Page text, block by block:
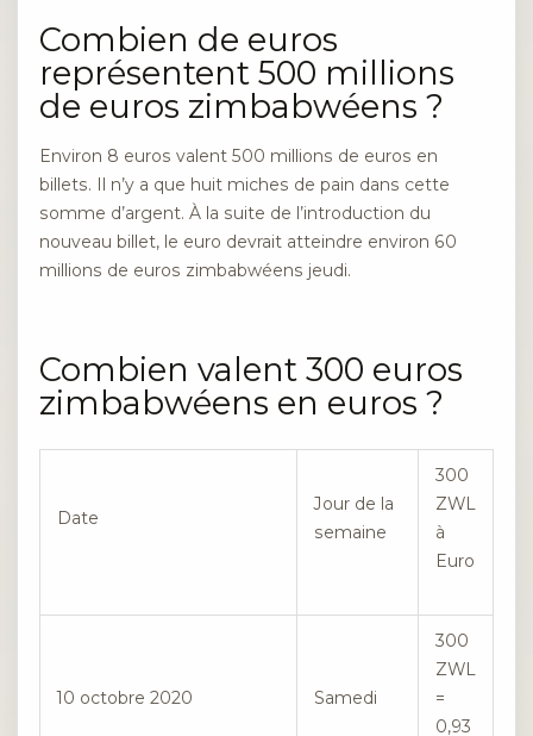
Combien de euros
représentent 500 millions
de euros zimbabwéens ?
Environ 8 euros valent 500 millions de euros en
billets. Il n’y a que huit miches de pain dans cette
somme d’argent. À la suite de l’introduction du
nouveau billet, le euro devrait atteindre environ 60
millions de euros zimbabwéens jeudi.
Combien valent 300 euros
zimbabwéens en euros ?
Date
Jour de la
semaine
300
ZWL
à
Euro
10 octobre 2020 Samedi
300
ZWL
=
0,93